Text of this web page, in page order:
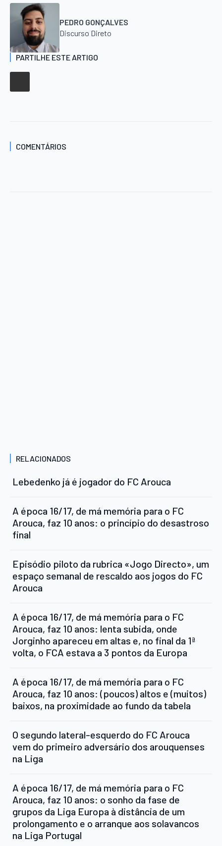
PEDRO GONÇALVES
Discurso Direto
PARTILHE ESTE ARTIGO
COMENTÁRIOS
RELACIONADOS
Lebedenko já é jogador do FC Arouca
A época 16/17, de má memória para o FC
Arouca, faz 10 anos: o princípio do desastroso
final
Episódio piloto da rubrica «Jogo Directo», um
espaço semanal de rescaldo aos jogos do FC
Arouca
A época 16/17, de má memória para o FC
Arouca, faz 10 anos: lenta subida, onde
Jorginho apareceu em altas e, no final da 1ª
volta, o FCA estava a 3 pontos da Europa
A época 16/17, de má memória para o FC
Arouca, faz 10 anos: (poucos) altos e (muitos)
baixos, na proximidade ao fundo da tabela
O segundo lateral-esquerdo do FC Arouca
vem do primeiro adversário dos arouquenses
na Liga
A época 16/17, de má memória para o FC
Arouca, faz 10 anos: o sonho da fase de
grupos da Liga Europa à distância de um
prolongamento e o arranque aos solavancos
na Liga Portugal